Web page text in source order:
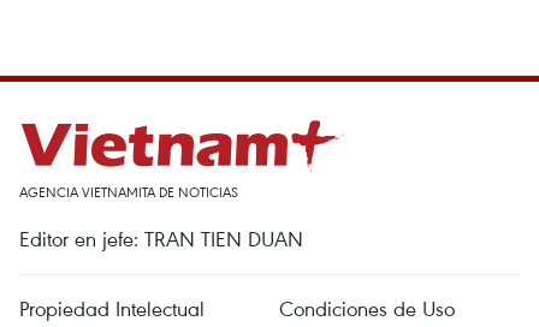
AGENCIA VIETNAMITA DE NOTICIAS
Editor en jefe: TRAN TIEN DUAN
Propiedad Intelectual Condiciones de Uso